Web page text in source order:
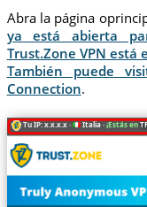
Abra la página
ya está abierta
Trust.Zone VPN está
También puede
Connection.
Tu IP: x.x.x.x · Italia ·¡Estás en